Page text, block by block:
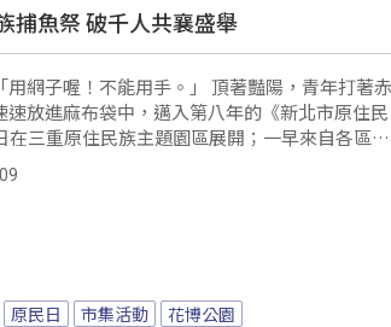
捕魚祭 破千人共襄盛舉
不能用手。」 頂著豔陽，青年打著赤
速放進麻布袋中，邁入第八年的《新北市原住民
在三重原住民族主題園區展開；一早來自各區的
要來看誰抓的魚最多。
原民日 市集活動 花博公園